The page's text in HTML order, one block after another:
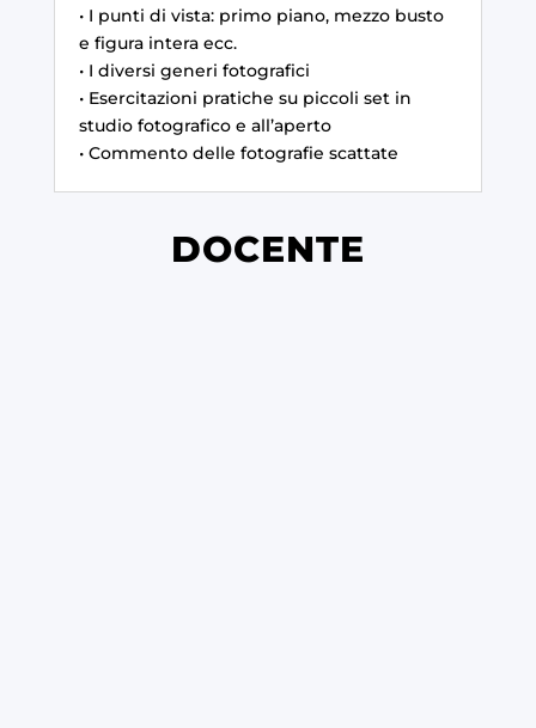
• I punti di vista: primo piano, mezzo busto
e figura intera ecc.
• I diversi generi fotografici
• Esercitazioni pratiche su piccoli set in
studio fotografico e all’aperto
• Commento delle fotografie scattate
DOCENTE